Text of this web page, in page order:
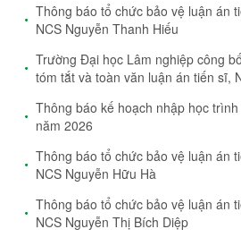
Thông báo tổ chức bảo vệ luận án
NCS Nguyễn Thanh Hiếu
Trường Đại học Lâm nghiệp công
tóm tắt và toàn văn luận án tiến sĩ,
Thông báo kế hoạch nhập học
năm 2026
Thông báo tổ chức bảo vệ luận án
NCS Nguyễn Hữu Hà
Thông báo tổ chức bảo vệ luận án
NCS Nguyễn Thị Bích Diệp